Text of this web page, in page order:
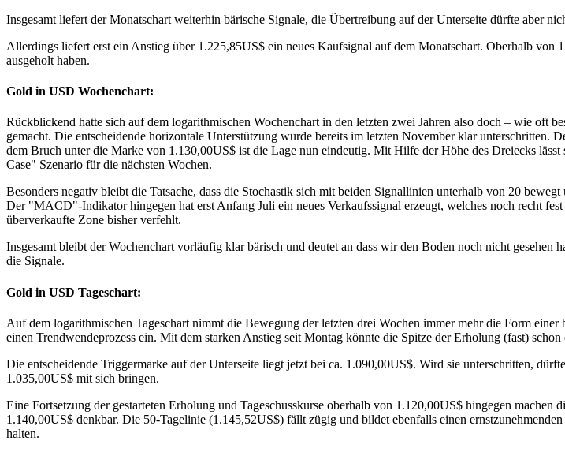
Insgesamt liefert der Monatschart weiterhin bärische Signale, die Übertreibung auf der Unterseite dürfte aber
Allerdings liefert erst ein Anstieg über 1.225,85US$ ein neues Kaufsignal auf dem Monatschart. Oberhalb
ausgeholt haben.
Gold in USD Wochenchart:
Rückblickend hatte sich auf dem logarithmischen Wochenchart in den letzten zwei Jahren also doch – wie oft
gemacht. Die entscheidende horizontale Unterstützung wurde bereits im letzten November klar
dem Bruch unter die Marke von 1.130,00US$ ist die Lage nun eindeutig. Mit Hilfe der Höhe des Dreiecks
Case" Szenario für die nächsten Wochen.
Besonders negativ bleibt die Tatsache, dass die Stochastik sich mit beiden Signallinien unterhalb von 20
Der "MACD"-Indikator hingegen hat erst Anfang Juli ein neues Verkaufssignal erzeugt, welches noch recht
überverkaufte Zone bisher verfehlt.
Insgesamt bleibt der Wochenchart vorläufig klar bärisch und deutet an dass wir den Boden noch nicht
die Signale.
Gold in USD Tageschart:
Auf dem logarithmischen Tageschart nimmt die Bewegung der letzten drei Wochen immer mehr die Form
einen Trendwendeprozess ein. Mit dem starken Anstieg seit Montag könnte die Spitze der Erholung (fast)
Die entscheidende Triggermarke auf der Unterseite liegt jetzt bei ca. 1.090,00US$. Wird sie unterschritten,
1.035,00US$ mit sich bringen.
Eine Fortsetzung der gestarteten Erholung und Tageschusskurse oberhalb von 1.120,00US$ hingegen
1.140,00US$ denkbar. Die 50-Tagelinie (1.145,52US$) fällt zügig und bildet ebenfalls einen
halten.